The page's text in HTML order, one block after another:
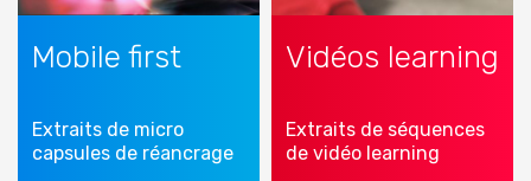
Mobile first
Extraits de micro
capsules de réancrage
Vidéos learning
Extraits de séquences
de vidéo learning